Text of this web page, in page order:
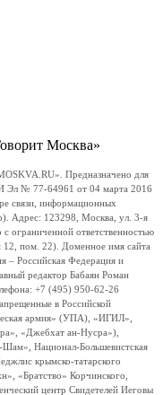
Москва»
Предназначено для
Эл № 77-64961 от 04 марта 2016
связи, информационных
Адрес: 123298, Москва, ул. 3-я
ограниченной ответственностью
пом. 22). Доменное имя сайта
– Российская Федерация и
редактор Бабаян Роман
+7 (495) 950-62-26
в Российской
армия» (УПА), «ИГИЛ»,
«Джебхат ан-Нусра»),
Национал-Большевистская
крымско-татарского
«Братство» Корчинского,
центр Свидетелей Иеговы